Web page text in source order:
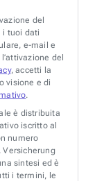
del
i tuoi dati
e-mail e
del
, accetti la
visione e di
.
è distribuita
iscritto al
numero
Versicherung
sintesi ed è
i termini, le